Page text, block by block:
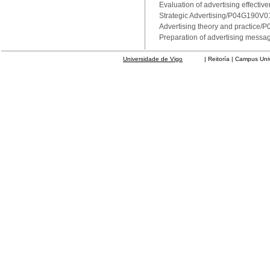
Evaluation of advertising
Strategic Advertising/
Advertising theory and practice/
Preparation of advertising
Universidade de Vigo | Reitoría | Campus